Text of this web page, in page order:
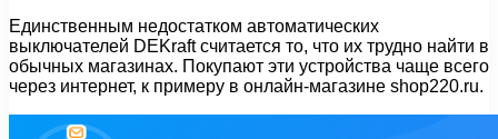
Единственным недостатком автоматических
выключателей DEKraft считается то, что их трудно найти в
обычных магазинах. Покупают эти устройства чаще всего
через интернет, к примеру в онлайн-магазине shop220.ru.